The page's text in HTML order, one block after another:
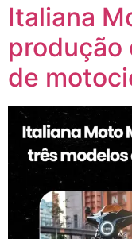
Italiana
produção
de